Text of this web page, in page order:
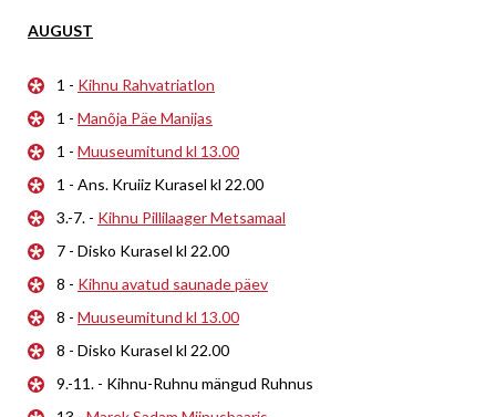
AUGUST
1 - Kihnu Rahvatriatlon
1 - Manõja Päe Manijas
1 - Muuseumitund kl 13.00
1 - Ans. Kruiiz Kurasel kl 22.00
3.-7. - Kihnu Pillilaager Metsamaal
7 - Disko Kurasel kl 22.00
8 - Kihnu avatud saunade päev
8 - Muuseumitund kl 13.00
8 - Disko Kurasel kl 22.00
9.-11. - Kihnu-Ruhnu mängud Ruhnus